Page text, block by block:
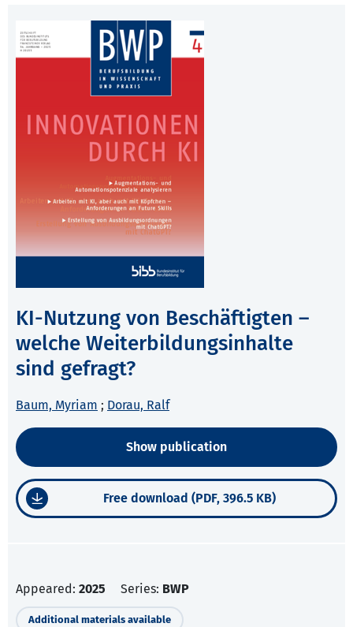
KI-Nutzung von Beschäftigten –
welche Weiterbildungsinhalte
sind gefragt?
Baum, Myriam ; Dorau, Ralf
Show publication
Free download (PDF, 396.5 KB)
Appeared: 2025 Series: BWP
Additional materials available